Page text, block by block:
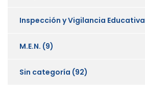
Inspección y Vigilancia Educativa
M.E.N. (9)
Sin categoría (92)